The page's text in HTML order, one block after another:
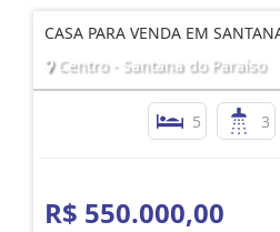
CASA PARA VENDA EM
Centro - Santana do Paraíso
5 3
R$ 550.000,00